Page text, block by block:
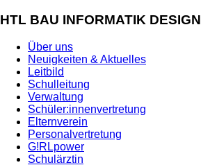
HTL BAU INFORMATIK DESIGN
Über uns
Neuigkeiten & Aktuelles
Leitbild
Schulleitung
Verwaltung
Schüler:innenvertretung
Elternverein
Personalvertretung
G!RLpower
Schulärztin